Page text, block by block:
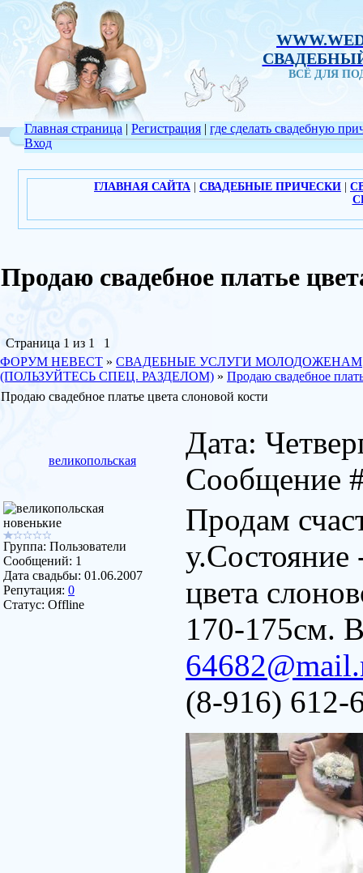
ВСЁ ДЛЯ
Главная страница | Регистрация |
Вход
где сделать свадебную
ГЛАВНАЯ САЙТА СВАДЕБНЫЕ ПРИЧЕСКИ
Продаю свадебное платье
Страница 1 из 1
1
ФОРУМ НЕВЕСТ » СВАДЕБНЫЕ УСЛУГИ МОЛОДОЖЕНАМ
(ПОЛЬЗУЙТЕСЬ СПЕЦ. РАЗДЕЛОМ) » Продаю свадебное
Продаю свадебное платье цвета слоновой кости
великопольская
Дата:
Сообщение
новенькие
Группа: Пользователи
Сообщений: 1
Дата свадьбы: 01.06.2007
Репутация: 0
Статус: Offline
Продам
у.Состояние
цвета
170-175см.
(8-916) 612-